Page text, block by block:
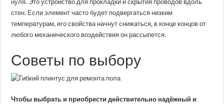
нуля. Это устройство для прокладки и скрытия проводов вдоль
стен. Если элемент часто будет подвергаться низким
температурам, его свойства начнут снижаться, в конце концов от
любого механического воздействия он рассыпется.
Советы по выбору
Чтобы выбрать и приобрести действительно надёжный и